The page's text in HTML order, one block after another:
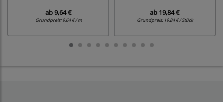
ab9,64 €
Grundpreis:9,64 € / m
ab 19,84 €
Grundpreis: 19,84 € / Stück